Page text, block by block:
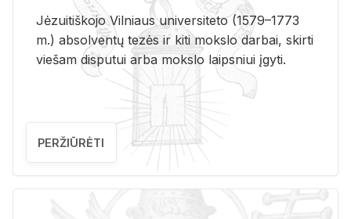
Jėzuitiškojo Vilniaus universiteto (1579–1773
m.) absolventų tezės ir kiti mokslo darbai, skirti
viešam disputui arba mokslo laipsniui įgyti.
PERŽIŪRĖTI